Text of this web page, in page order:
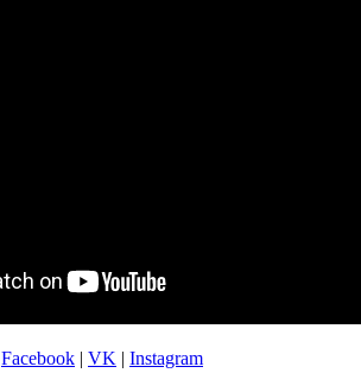
Facebook | VK | Instagram